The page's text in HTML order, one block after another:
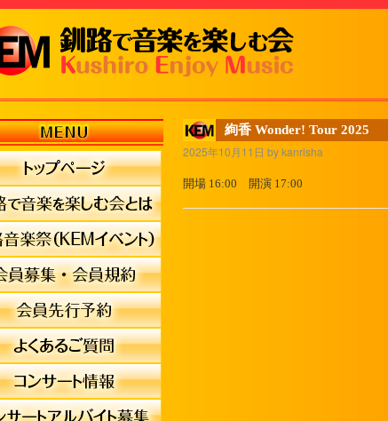
絢香 Wonder! Tour 2025
2025年10月11日 by kanrisha
開場 16:00 開演 17:00